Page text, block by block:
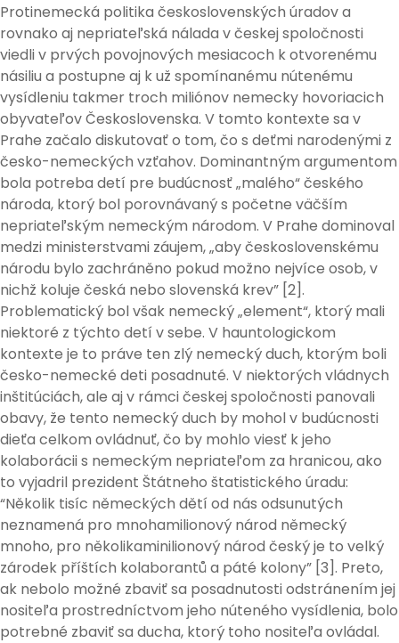
Protinemecká politika československých úradov a
rovnako aj nepriateľská nálada v českej spoločnosti
viedli v prvých povojnových mesiacoch k otvorenému
násiliu a postupne aj k už spomínanému nútenému
vysídleniu takmer troch miliónov nemecky hovoriacich
obyvateľov Československa. V tomto kontexte sa v
Prahe začalo diskutovať o tom, čo s deťmi narodenými z
česko-nemeckých vzťahov. Dominantným argumentom
bola potreba detí pre budúcnosť „malého“ českého
národa, ktorý bol porovnávaný s početne väčším
nepriateľským nemeckým národom. V Prahe dominoval
medzi ministerstvami záujem, „aby československému
národu bylo zachráněno pokud možno nejvíce osob, v
nichž koluje česká nebo slovenská krev” [2].
Problematický bol však nemecký „element“, ktorý mali
niektoré z týchto detí v sebe. V hauntologickom
kontexte je to práve ten zlý nemecký duch, ktorým boli
česko-nemecké deti posadnuté. V niektorých vládnych
inštitúciách, ale aj v rámci českej spoločnosti panovali
obavy, že tento nemecký duch by mohol v budúcnosti
dieťa celkom ovládnuť, čo by mohlo viesť k jeho
kolaborácii s nemeckým nepriateľom za hranicou, ako
to vyjadril prezident Štátneho štatistického úradu:
“Několik tisíc německých dětí od nás odsunutých
neznamená pro mnohamilionový národ německý
mnoho, pro několikaminilionový národ český je to velký
zárodek příštích kolaborantů a páté kolony” [3]. Preto,
ak nebolo možné zbaviť sa posadnutosti odstránením jej
nositeľa prostredníctvom jeho núteného vysídlenia, bolo
potrebné zbaviť sa ducha, ktorý toho nositeľa ovládal.